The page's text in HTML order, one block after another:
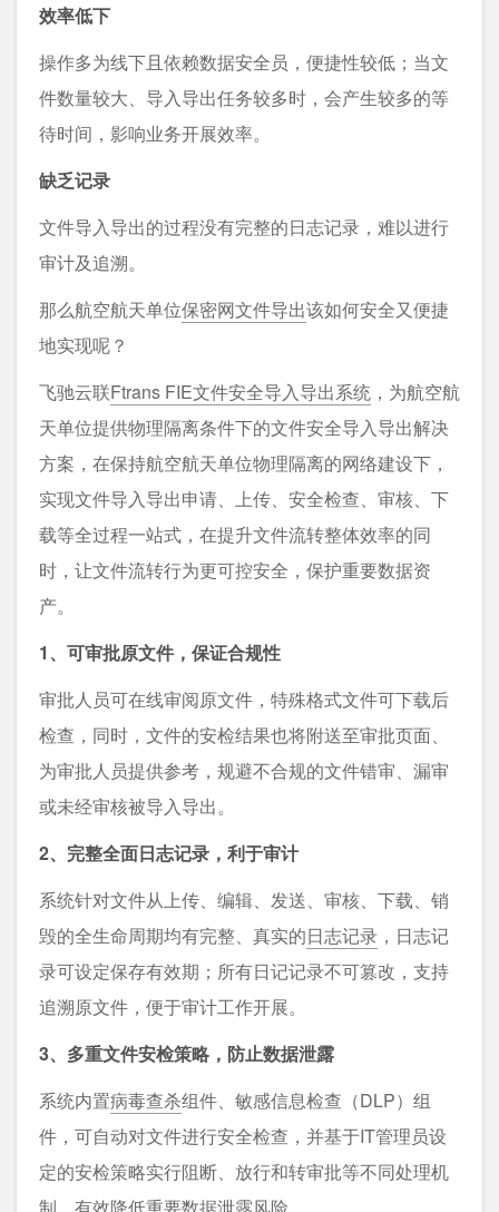
效率低下
操作多为线下且依赖数据安全员，便捷性较低；当文
件数量较大、导入导出任务较多时，会产生较多的等
待时间，影响业务开展效率。
缺乏记录
文件导入导出的过程没有完整的日志记录，难以进行
审计及追溯。
那么航空航天单位保密网文件导出该如何安全又便捷
地实现呢？
飞驰云联Ftrans FIE文件安全导入导出系统 ，为航空航
天单位提供物理隔离条件下的文件安全导入导出解决
方案，在保持航空航天单位物理隔离的网络建设下，
实现文件导入导出申请、上传、安全检查、审核、下
载等全过程一站式，在提升文件流转整体效率的同
时，让文件流转行为更可控安全，保护重要数据资
产。
1、可审批原文件，保证合规性
审批人员可在线审阅原文件，特殊格式文件可下载后
检查，同时，文件的安检结果也将附送至审批页面、
为审批人员提供参考，规避不合规的文件错审、漏审
或未经审核被导入导出。
2、完整全面日志记录，利于审计
系统针对文件从上传、编辑、发送、审核、下载、销
毁的全生命周期均有完整、真实的日志记录 ，日志记
录可设定保存有效期；所有日记记录不可篡改，支持
追溯原文件，便于审计工作开展。
3、多重文件安检策略，防止数据泄露
系统内置病毒查杀组件、敏感信息检查（DLP）组
件，可自动对文件进行安全检查，并基于IT管理员设
定的安检策略实行阻断、放行和转审批等不同处理机
制，有效降低重要数据泄露风险。